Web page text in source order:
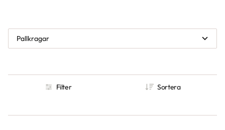
Pallkragar
Filter Sortera